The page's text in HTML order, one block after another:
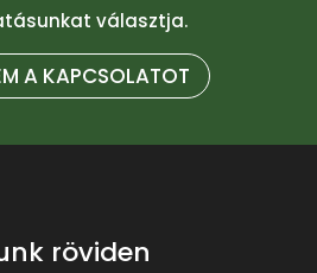
választja.
A KAPCSOLATOT
röviden